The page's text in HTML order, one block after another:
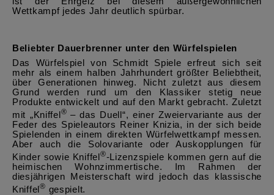
Wettkampf jedes Jahr deutlich spürbar.
Beliebter Dauerbrenner unter den Würfelspielen
Das Würfelspiel von Schmidt Spiele erfreut sich seit
mehr als einem halben Jahrhundert größter Beliebtheit,
über Generationen hinweg. Nicht zuletzt aus diesem
Grund werden rund um den Klassiker stetig neue
Produkte entwickelt und auf den Markt gebracht. Zuletzt
mit „Kniffel ® – das Duell“, einer Zweiervariante aus der
Feder des Spieleautors Reiner Knizia, in der sich beide
Spielenden in einem direkten Würfelwettkampf messen.
Aber auch die Solovariante oder Auskopplungen für
Kinder sowie Kniffel ®-Lizenzspiele kommen gern auf die
heimischen Wohnzimmertische. Im Rahmen der
diesjährigen Meisterschaft wird jedoch das klassische
Kniffel® gespielt.